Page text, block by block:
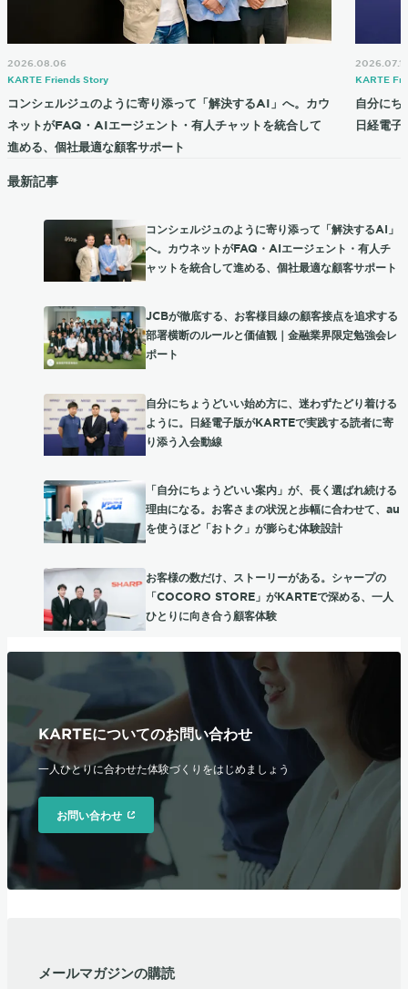
2026.08.06
KARTE Friends Story
コンシェルジュのように寄り添って「解決するAI」へ。カウ
ネットがFAQ・AIエージェント・有人チャットを統合して
進める、個社最適な顧客サポート
2026.07.17
KARTE
自分にち
日経電
最新記事
コンシェルジュのように寄り添って「解決するAI」
へ。カウネットがFAQ・AIエージェント・有人チ
ャットを統合して進める、個社最適な顧客サポート
JCBが徹底する、お客様目線の顧客接点を追求する
部署横断のルールと価値観｜金融業界限定勉強会レ
ポート
自分にちょうどいい始め方に、迷わずたどり着ける
ように。日経電子版がKARTEで実践する読者に寄
り添う入会動線
「自分にちょうどいい案内」が、長く選ばれ続ける
理由になる。お客さまの状況と歩幅に合わせて、au
を使うほど「おトク」が膨らむ体験設計
お客様の数だけ、ストーリーがある。シャープの
「COCORO STORE」がKARTEで深める、一人
ひとりに向き合う顧客体験
KARTEについてのお問い合わせ
一人ひとりに合わせた体験づくりをはじめましょう
お問い合わせ
メールマガジンの購読